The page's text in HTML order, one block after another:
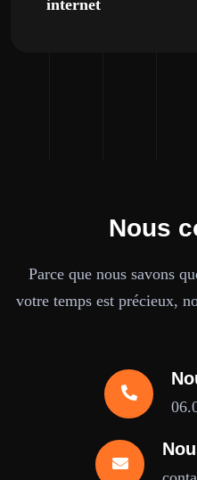
internet
Nous
Parce que nous savons
votre temps est précieux,